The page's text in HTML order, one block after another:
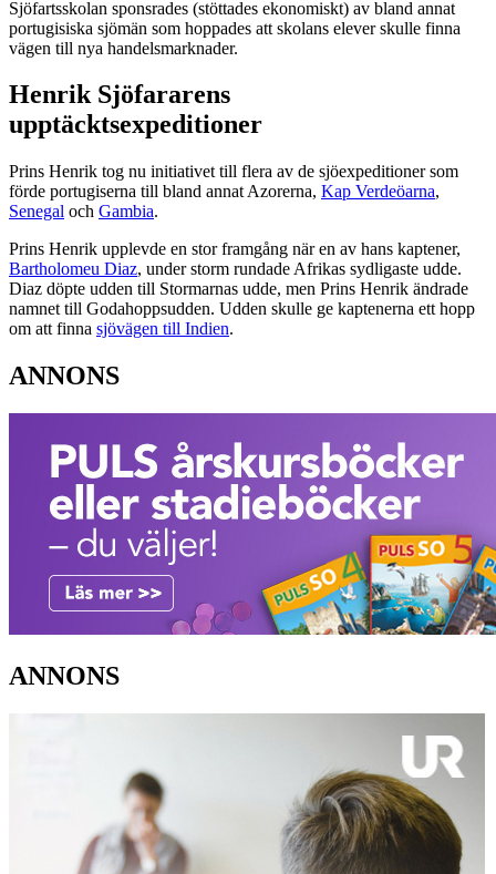
Sjöfartsskolan sponsrades (stöttades ekonomiskt) av bland annat
portugisiska sjömän som hoppades att skolans elever skulle finna
vägen till nya handelsmarknader.
Henrik Sjöfararens
upptäcktsexpeditioner
Prins Henrik tog nu initiativet till flera av de sjöexpeditioner som
förde portugiserna till bland annat Azorerna, Kap Verdeöarna,
Senegal och Gambia.
Prins Henrik upplevde en stor framgång när en av hans kaptener,
Bartholomeu Diaz, under storm rundade Afrikas sydligaste udde.
Diaz döpte udden till Stormarnas udde, men Prins Henrik ändrade
namnet till Godahoppsudden. Udden skulle ge kaptenerna ett hopp
om att finna sjövägen till Indien.
ANNONS
ANNONS